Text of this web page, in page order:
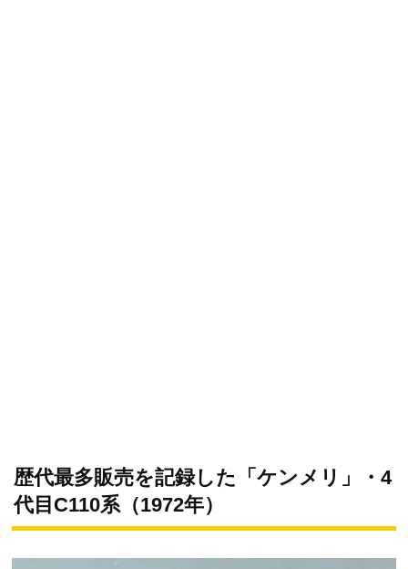
歴代最多販売を記録した「ケンメリ」・4
代目C110系（1972年）